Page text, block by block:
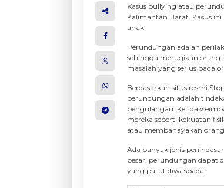
Kasus bullying atau
Kalimantan Barat. Kasus
anak.
Perundungan adalah
sehingga merugikan orang
masalah yang serius pada
Berdasarkan situs resmi
perundungan adalah
pengulangan.
mereka seperti kekuatan
atau membahayakan
Ada banyak jenis
besar, perundungan dapat
yang patut diwaspadai.